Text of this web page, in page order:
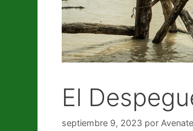
El
septiembre 9, 2023 por